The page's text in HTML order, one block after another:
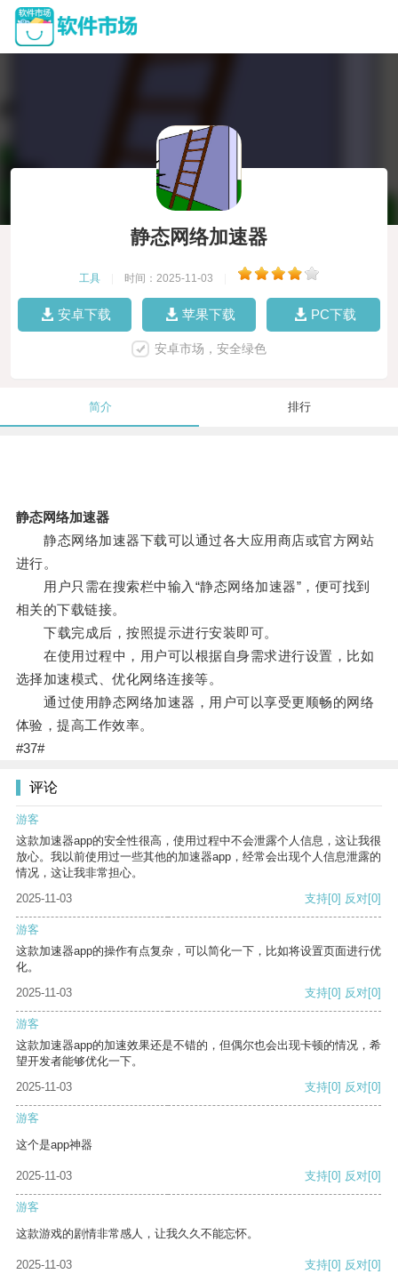
静态网络加速器
工具 时间：2025-11-03
安卓下载 苹果下载 PC下载
安卓市场，安全绿色
简介 排行
静态网络加速器
静态网络加速器下载可以通过各大应用商店或官方网站
进行。
用户只需在搜索栏中输入“静态网络加速器”，便可找到
相关的下载链接。
下载完成后，按照提示进行安装即可。
在使用过程中，用户可以根据自身需求进行设置，比如
选择加速模式、优化网络连接等。
通过使用静态网络加速器，用户可以享受更顺畅的网络
体验，提高工作效率。
#37#
评论
游客
这款加速器app的安全性很高，使用过程中不会泄露个人信息，这让我很
放心。我以前使用过一些其他的加速器app，经常会出现个人信息泄露的
情况，这让我非常担心。
2025-11-03
支持[0] 反对[0]
游客
这款加速器app的操作有点复杂，可以简化一下，比如将设置页面进行优
化。
2025-11-03
支持[0] 反对[0]
游客
这款加速器app的加速效果还是不错的，但偶尔也会出现卡顿的情况，希
望开发者能够优化一下。
2025-11-03
支持[0] 反对[0]
游客
这个是app神器
2025-11-03 支持[0] 反对[0]
游客
这款游戏的剧情非常感人，让我久久不能忘怀。
2025-11-03 支持[0] 反对[0]